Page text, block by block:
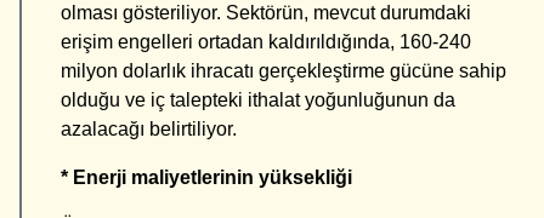
olması gösteriliyor. Sektörün, mevcut durumdaki
erişim engelleri ortadan kaldırıldığında, 160-240
milyon dolarlık ihracatı gerçekleştirme gücüne sahip
olduğu ve iç talepteki ithalat yoğunluğunun da
azalacağı belirtiliyor.
* Enerji maliyetlerinin yüksekliği